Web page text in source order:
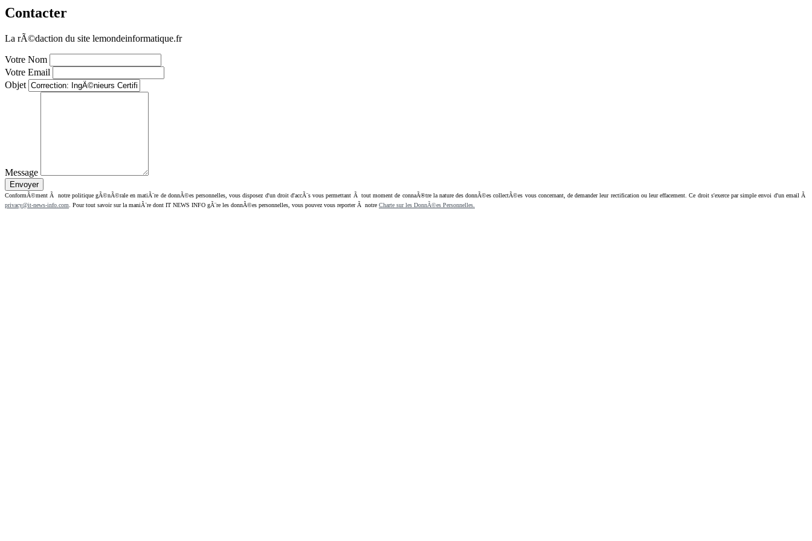
Contacter
La rÃ©daction du site lemondeinformatique.fr
Votre Nom
Votre Email
Objet
Message
ConformÃ©ment Ã notre politique gÃ©nÃ©rale en matiÃ¨re de donnÃ©es personnelles, vous disposez d'un droit d'accÃ¨s vous permettant Ã tout moment de connaÃ®tre la nature des donnÃ©es collectÃ©es vous concernant, de demander leur rectification ou leur effacement. Ce droit s'exerce par simple envoi d'un email Ã
privacy@it-news-info.com . Pour tout savoir sur la maniÃ¨re dont IT NEWS INFO gÃ¨re les donnÃ©es personnelles, vous pouvez vous reporter Ã notre Charte sur les DonnÃ©es Personnelles.